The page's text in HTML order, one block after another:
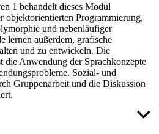
1 behandelt dieses Modul
objektorientierten Programmierung,
und nebenläufiger
lernen außerdem, grafische
und zu entwickeln. Die
die Anwendung der Sprachkonzepte
Sozial- und
Gruppenarbeit und die Diskussion